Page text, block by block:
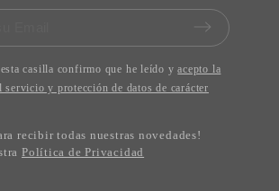
casilla confirmo que he leído yacepto la
y protección de datos de carácter
recibir todas nuestras novedades!
Política de Privacidad